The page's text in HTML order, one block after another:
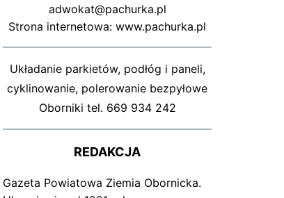
adwokat@pachurka.pl
Strona internetowa: www.pachurka.pl
Układanie parkietów, podłóg i paneli,
cyklinowanie, polerowanie bezpyłowe
Oborniki tel. 669 934 242
REDAKCJA
Gazeta Powiatowa Ziemia Obornicka.